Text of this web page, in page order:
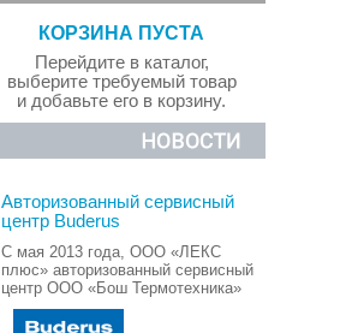
КОРЗИНА ПУСТА
Перейдите в каталог,
выберите требуемый товар
и добавьте его в корзину.
Авторизованный сервисный
центр Buderus
C мая 2013 года, ООО «ЛЕКС
плюс» авторизованный сервисный
центр ООО «Бош Термотехника»